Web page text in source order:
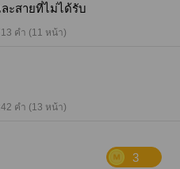
ำ และสายที่ไม่ได้รับ
คำ (11 หน้า)
คำ (13 หน้า)
3